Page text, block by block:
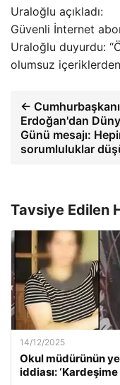
Güvenli İnternet
Uraloğlu duyurdu:
olumsuz
← Cumhurbaşkanı
Erdoğan'dan
Günü mesajı:
sorumluluklar
Tavsiye Edilen
14/12/2025
Okul müdürünün
iddiası: